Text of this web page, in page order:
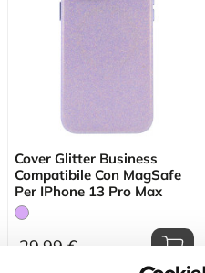
Cover Glitter Business
Compatibile Con MagSafe
Per IPhone 13 Pro Max
29,99 €